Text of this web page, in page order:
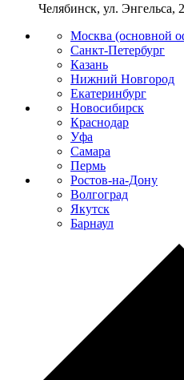
Челябинск, ул. Энгельса,
Москва (основной
Санкт-Петербург
Казань
Нижний Новгород
Екатеринбург
Новосибирск
Краснодар
Уфа
Самара
Пермь
Ростов-на-Дону
Волгоград
Якутск
Барнаул